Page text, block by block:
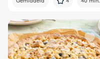
Gemiddeld 4 40 min.